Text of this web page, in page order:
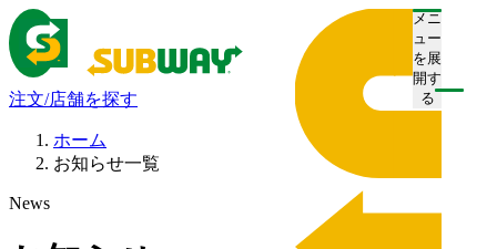
メニ
ュー
を展
開す
る
注文/店舗を探す
ホーム
お知らせ一覧
News